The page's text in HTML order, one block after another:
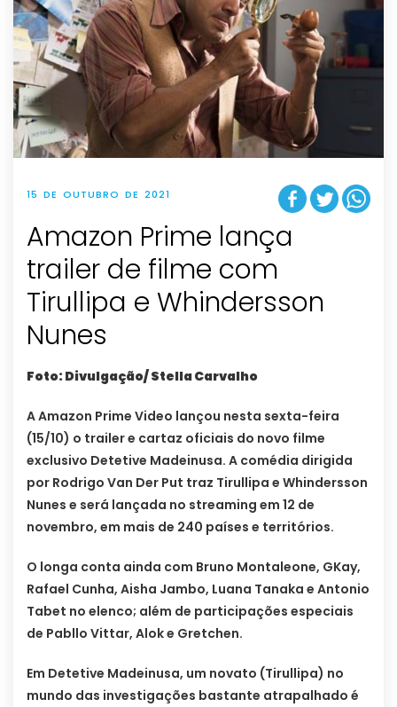
15 DE OUTUBRO DE 2021
Amazon Prime lança
trailer de filme com
Tirullipa e Whindersson
Nunes
Foto: Divulgação/ Stella Carvalho
A Amazon Prime Video lançou nesta sexta-feira
(15/10) o trailer e cartaz oficiais do novo filme
exclusivo Detetive Madeinusa. A comédia dirigida
por Rodrigo Van Der Put traz Tirullipa e Whindersson
Nunes e será lançada no streaming em 12 de
novembro, em mais de 240 países e territórios.
O longa conta ainda com Bruno Montaleone, GKay,
Rafael Cunha, Aisha Jambo, Luana Tanaka e Antonio
Tabet no elenco; além de participações especiais
de Pabllo Vittar, Alok e Gretchen.
Em Detetive Madeinusa, um novato (Tirullipa) no
mundo das investigações bastante atrapalhado é